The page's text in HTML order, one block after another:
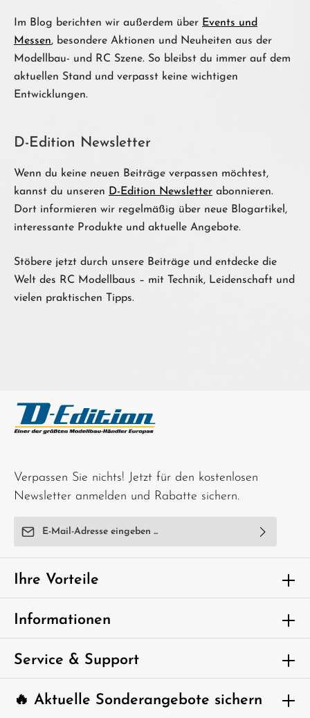
Im Blog berichten wir außerdem über Events und
Messen, besondere Aktionen und Neuheiten aus der
Modellbau- und RC Szene. So bleibst du immer auf dem
aktuellen Stand und verpasst keine wichtigen
Entwicklungen.
D-Edition Newsletter
Wenn du keine neuen Beiträge verpassen möchtest,
kannst du unseren D-Edition Newsletter abonnieren.
Dort informieren wir regelmäßig über neue Blogartikel,
interessante Produkte und aktuelle Angebote.
Stöbere jetzt durch unsere Beiträge und entdecke die
Welt des RC Modellbaus – mit Technik, Leidenschaft und
vielen praktischen Tipps.
Verpassen Sie nichts! Jetzt für den kostenlosen
Newsletter anmelden und Rabatte sichern.
E-Mail-Adresse*
Ich habe dieDatenschutzbestimmungenzur Kenntnis
genommen und die
einverstanden.
Um weiterzugehen, geben Sie die oben
abgebildeten Zeichen ein*
🔥 Aktuelle Sonderangebote sichern
Ihre Vorteile
Informationen
Service & Support